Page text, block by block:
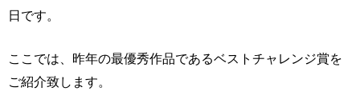
日です。
ここでは、昨年の最優秀作品であるベストチャレンジ賞を
ご紹介致します。